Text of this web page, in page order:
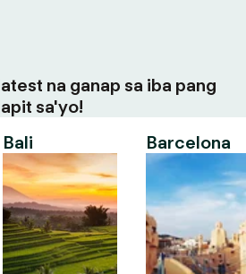
na ganap sa iba pang
sa'yo!
Bali Barcelona